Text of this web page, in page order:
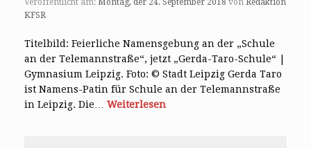
Veröffentlicht am: Montag, der 24. September 2018 von Redaktion
KFSR
Titelbild: Feierliche Namensgebung an der „Schule
an der Telemannstraße“, jetzt „Gerda-Taro-Schule“ |
Gymnasium Leipzig. Foto: © Stadt Leipzig Gerda Taro
ist Namens-Patin für Schule an der Telemannstraße
in Leipzig. Die… Weiterlesen